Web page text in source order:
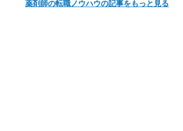
薬剤師の転職ノウハウの記事をもっと見る